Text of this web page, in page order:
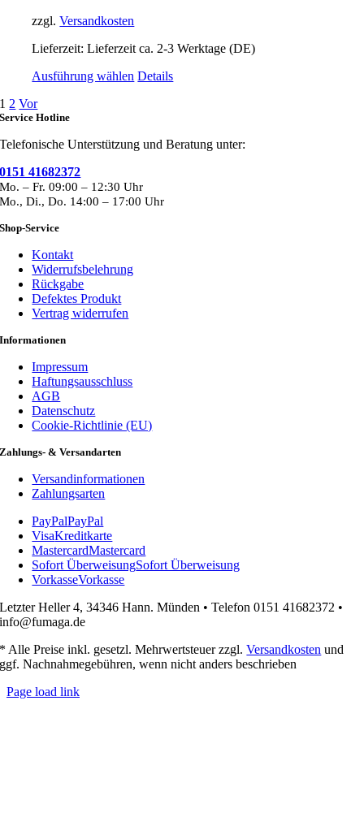
werden
zzgl.Versandkosten
Lieferzeit:Lieferzeit ca. 2-3 Werktage (DE)
Ausführung wählen Dieses
auf.
können
auf
Details
1 2 Vor
Service Hotline
Telefonische Unterstützung und Beratung unter:
0151 41682372
Mo. – Fr. 09:00 – 12:30 Uhr
Mo., Di., Do. 14:00 – 17:00 Uhr
Shop-Service
Kontakt
Widerrufsbelehrung
Rückgabe
Defektes Produkt
Vertrag widerrufen
Informationen
Impressum
Haftungsausschluss
AGB
Datenschutz
Cookie-Richtlinie (EU)
Zahlungs- & Versandarten
Versandinformationen
Zahlungsarten
PayPalPayPal
VisaKreditkarte
MastercardMastercard
Sofort ÜberweisungSofort Überweisung
VorkasseVorkasse
Letzter Heller 4, 34346 Hann. Münden • Telefon 0151 41682372 •
info@fumaga.de
* Alle Preise inkl. gesetzl. Mehrwertsteuer zzgl.Versandkosten und
ggf. Nachnahmegebühren, wenn nicht anders beschrieben
Page load link